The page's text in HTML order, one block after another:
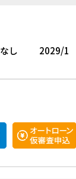
なし 2029/1